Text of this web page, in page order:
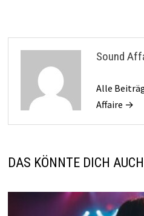
Sound
Alle
Affaire →
DAS KÖNNTE DICH